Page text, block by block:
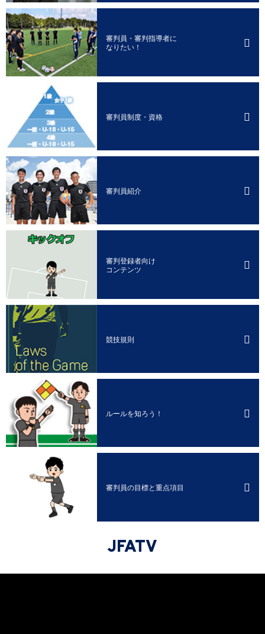
審判員・審判指導者に
なりたい！
審判員制度・資格
審判員紹介
審判登録者向け
コンテンツ
競技規則
ルールを知ろう！
審判員の目標と重点項目
JFATV